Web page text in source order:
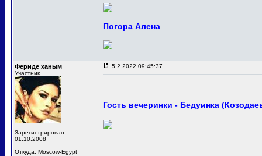
Погора Алена
Фериде ханым
Участник
Зарегистрирован:
01.10.2008
Откуда: Moscow-Egypt
5.2.2022 09:45:37
Гость вечеринки - Бедуинка